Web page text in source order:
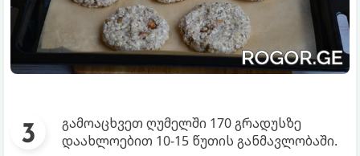
გამოაცხვეთ ღუმელში 170 გრადუსზე
დაახლოებით 10-15 წუთის განმავლობაში.